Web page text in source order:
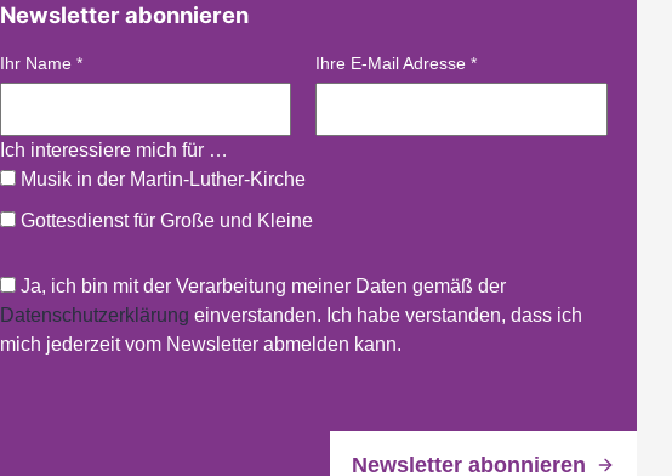
Newsletter abonnieren
Ihr Name* Ihre E-Mail Adresse*
Ich interessiere mich für …
Musik in der Martin-Luther-Kirche
Gottesdienst für Große und Kleine
Ja, ich bin mit der Verarbeitung meiner Daten gemäß der
Datenschutzerklärung einverstanden. Ich habe verstanden, dass ich
mich jederzeit vom Newsletter abmelden kann.